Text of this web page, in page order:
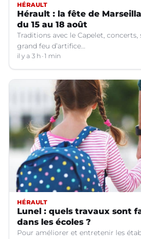
HÉRAULT
Hérault : la fête de
du 15 au 18 août
Traditions avec le Capelet, concerts,
grand feu d’artifice...
il y a 3 h 1 min
HÉRAULT
Lunel : quels travaux sont
dans les écoles ?
Pour améliorer et entretenir les